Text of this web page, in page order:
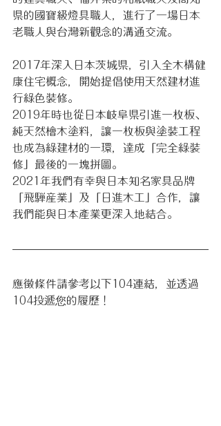
県的國寶級燈具職人，進行了一場日本
老職人與台灣新觀念的溝通交流。
2017年深入日本茨城県，引入全木構健
康住宅概念，開始提倡使用天然建材進
行綠色裝修。
2019年時也從日本岐阜県引進一枚板、
純天然檜木塗料，讓一枚板與塗裝工程
也成為綠建材的一環，達成「完全綠裝
修」最後的一塊拼圖。
2021年我們有幸與日本知名家具品牌
「飛騨産業」及「日進木工」合作，讓
我們能與日本產業更深入地結合。
應徵條件請參考以下104連結，並透過
104投遞您的履歷！